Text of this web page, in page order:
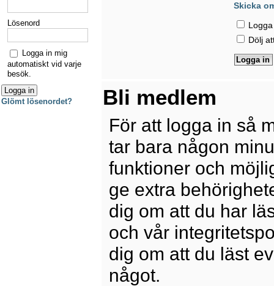
Skicka
Dölj
Bli medlem
För att logga in så
tar bara någon
funktioner och
ge extra
dig om att du har
och vår
dig om att du läst
något.
Lösenord
Logga in mig
automatiskt vid varje
besök.
Glömt lösenordet?